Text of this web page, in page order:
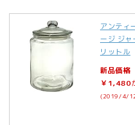
アンティ
ージ ジ
リットル
新品価格
￥1,480
(2019/4/